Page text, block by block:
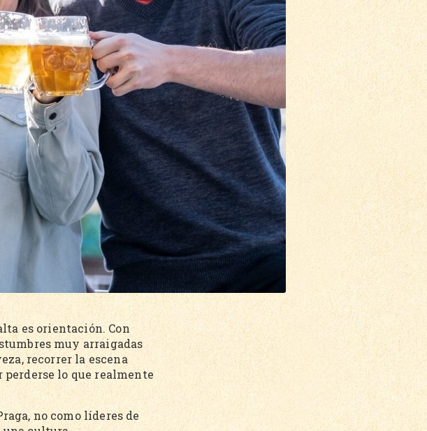
es orientación. Con
muy arraigadas
recorrer la escena
lo que realmente
no como líderes de